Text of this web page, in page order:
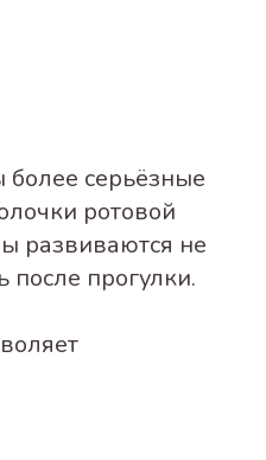
серьёзные
ротовой
развиваются не
после прогулки.